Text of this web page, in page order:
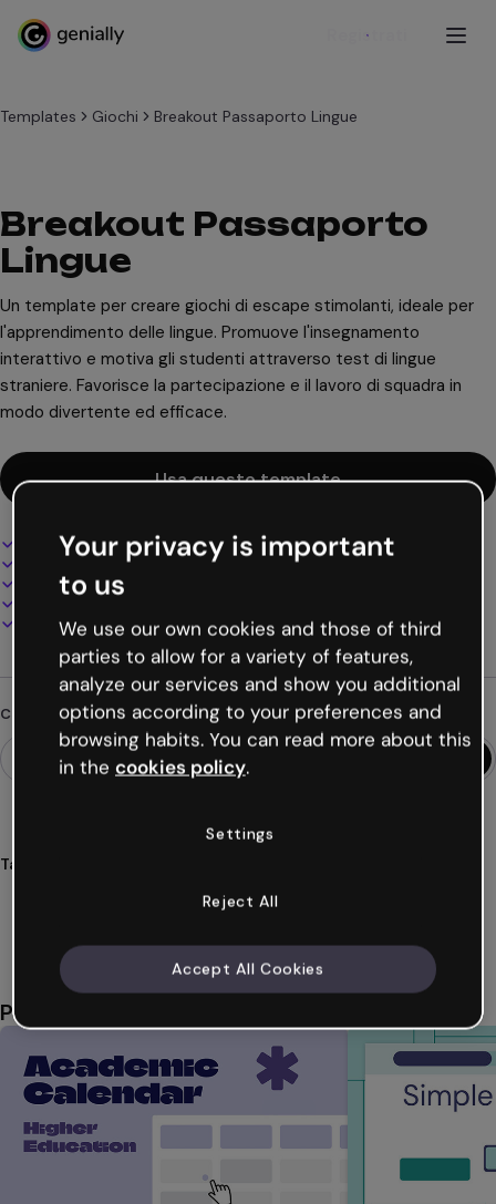
Registrati
Templates Giochi Breakout Passaporto Lingue
Breakout Passaporto
Lingue
Un template per creare giochi di escape stimolanti, ideale per
l'apprendimento delle lingue. Promuove l'insegnamento
interattivo e motiva gli studenti attraverso test di lingue
straniere. Favorisce la partecipazione e il lavoro di squadra in
modo divertente ed efficace.
Usa questo template
Design interattivo e animato
100% personalizzabile
Aggiungi audio, video e multimedia
Presenta, condividi o pubblica online
Scarica in PDF, MP4 e altri formati
Cerchi qualcosa di diverso?
Tags
Potrebbe piacerti anche
Your privacy is important
to us
We use our own cookies and those of third
parties to allow for a variety of features,
analyze our services and show you additional
options according to your preferences and
browsing habits. You can read more about this
in the cookies policy.
Settings
Reject All
Accept All Cookies